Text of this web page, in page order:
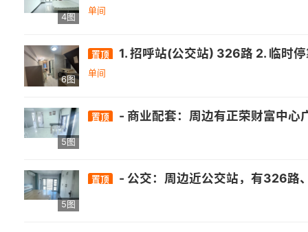
4图
单间
6图
置顶 1. 招呼站(公交站) 326路 2. 临时停靠点(公交站) 326路 3. 长门头村(公交站) 82路 151路 171路 171路支线 326路 902路 芝山部队定时班车 4. 晓
单间
5图
置顶 - 商业配套：周边有正荣财富中心广场、群升广场、高新区万达、永嘉天地综合体等6大商业综合体。 - 教育配套：附近有福州闽侯城、闽侯、福州一中、建平、金桥、旗山等学校 。 - 医疗配套：福建中医药附属医院、上街中心卫生院及闽侯东方医院、福建医科附属第三医
5图
置顶 - 公交：周边近公交站，有326路、82路、151路等多条公交线路经过.- 医疗：有南屿镇卫生所、省立医院金山分院等. - 商业：自带万达综合体，还有正荣财